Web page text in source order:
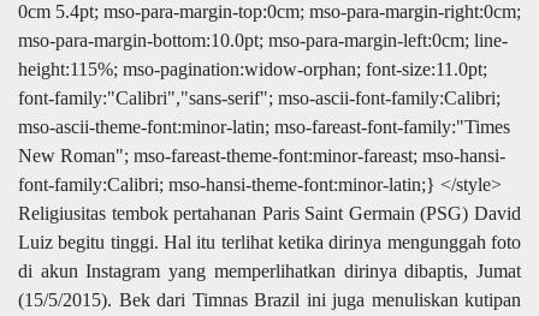
0cm 5.4pt; mso-para-margin-top:0cm; mso-para-margin-right:0cm;
mso-para-margin-bottom:10.0pt; mso-para-margin-left:0cm; line-
height:115%; mso-pagination:widow-orphan; font-size:11.0pt;
font-family:"Calibri","sans-serif"; mso-ascii-font-family:Calibri;
mso-ascii-theme-font:minor-latin; mso-fareast-font-family:"Times
New Roman"; mso-fareast-theme-font:minor-fareast; mso-hansi-
font-family:Calibri; mso-hansi-theme-font:minor-latin;} </style>
Religiusitas tembok pertahanan Paris Saint Germain (PSG) David
Luiz begitu tinggi. Hal itu terlihat ketika dirinya mengunggah foto
di akun Instagram yang memperlihatkan dirinya dibaptis, Jumat
(15/5/2015). Bek dari Timnas Brazil ini juga menuliskan kutipan